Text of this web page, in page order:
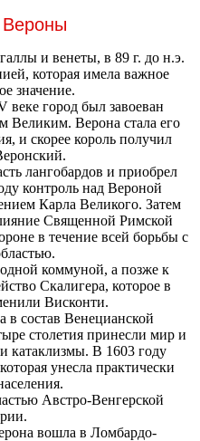
Вероны
и венеты, в 89 г. до н.э.
которая имела важное
значение.
город был завоеван
Великим. Верона стала его
и скорее король получил
лангобардов и приобрел
контроль над Вероной
Карла Великого. Затем
Священной Римской
в течение всей борьбы с
коммуной, а позже к
Скалигера, которое в
Висконти.
в состав Венецианской
столетия принесли мир и
катаклизмы. В 1603 году
унесла практически
Австро-Венгерской
вошла в Ломбардо-